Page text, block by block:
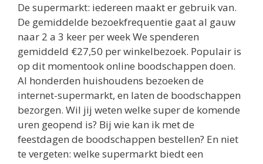
De supermarkt: iedereen maakt er gebruik van.
De gemiddelde bezoekfrequentie gaat al gauw
naar 2 a 3 keer per week We spenderen
gemiddeld €27,50 per winkelbezoek. Populair is
op dit momentook online boodschappen doen.
Al honderden huishoudens bezoeken de
internet-supermarkt, en laten de boodschappen
bezorgen. Wil jij weten welke super de komende
uren geopend is? Bij wie kan ik met de
feestdagen de boodschappen bestellen? En niet
te vergeten: welke supermarkt biedt een